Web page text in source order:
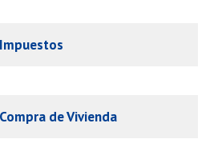
Impuestos
Compra de Vivienda